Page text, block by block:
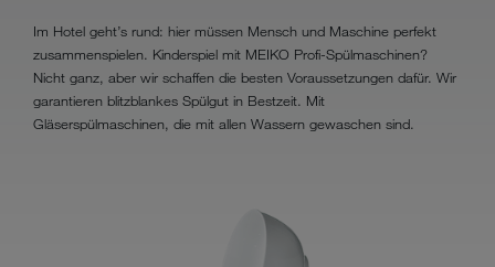
Im Hotel geht’s rund: hier müssen Mensch und Maschine perfekt
zusammenspielen. Kinderspiel mit MEIKO Profi-Spülmaschinen?
Nicht ganz, aber wir schaffen die besten Voraussetzungen dafür. Wir
garantieren blitzblankes Spülgut in Bestzeit. Mit
Gläserspülmaschinen, die mit allen Wassern gewaschen sind.